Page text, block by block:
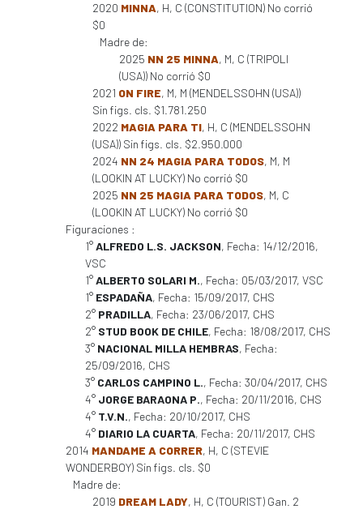
2020 MINNA, H, C (CONSTITUTION) No corrió
$0
Madre de:
2025 NN 25 MINNA, M, C (TRIPOLI
(USA)) No corrió $0
2021 ON FIRE, M, M (MENDELSSOHN (USA))
Sin figs. cls. $1.781.250
2022 MAGIA PARA TI, H, C (MENDELSSOHN
(USA)) Sin figs. cls. $2.950.000
2024 NN 24 MAGIA PARA TODOS, M, M
(LOOKIN AT LUCKY) No corrió $0
2025 NN 25 MAGIA PARA TODOS, M, C
(LOOKIN AT LUCKY) No corrió $0
Figuraciones :
1°ALFREDO L.S. JACKSON, Fecha: 14/12/2016,
VSC
1°ALBERTO SOLARI M., Fecha: 05/03/2017, VSC
1° ESPADAÑA, Fecha: 15/09/2017, CHS
2° PRADILLA, Fecha: 23/06/2017, CHS
2° STUD BOOK DE CHILE, Fecha: 18/08/2017, CHS
3° NACIONAL MILLA HEMBRAS, Fecha:
25/09/2016, CHS
3° CARLOS CAMPINO L., Fecha: 30/04/2017, CHS
4° JORGE BARAONA P., Fecha: 20/11/2016, CHS
4° T.V.N., Fecha: 20/10/2017, CHS
4° DIARIO LA CUARTA, Fecha: 20/11/2017, CHS
2014 MANDAME A CORRER, H, C (STEVIE
WONDERBOY) Sin figs. cls. $0
Madre de:
2019 DREAM LADY, H, C (TOURIST) Gan. 2